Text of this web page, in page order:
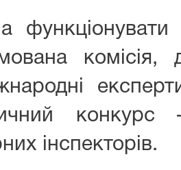
функціонувати
комісія,
інспекторів.